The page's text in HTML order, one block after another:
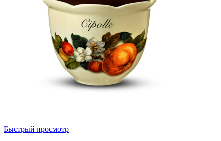
Быстрый просмотр